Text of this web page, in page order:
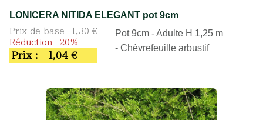
LONICERA NITIDA ELEGANT pot 9cm
Prix de base
1,30 €
Réduction -20%
Prix : 1,04 €
Pot 9cm - Adulte H 1,25 m
- Chèvrefeuille arbustif